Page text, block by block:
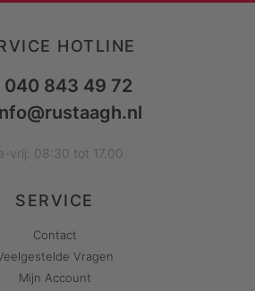
HOTLINE
040 843 49 72
vrij: 08:30 tot 17.00
SERVICE
Contact
Vragen
Mijn Account